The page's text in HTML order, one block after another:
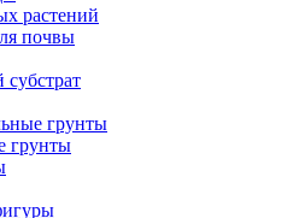
растений
почвы
грунты
грунты